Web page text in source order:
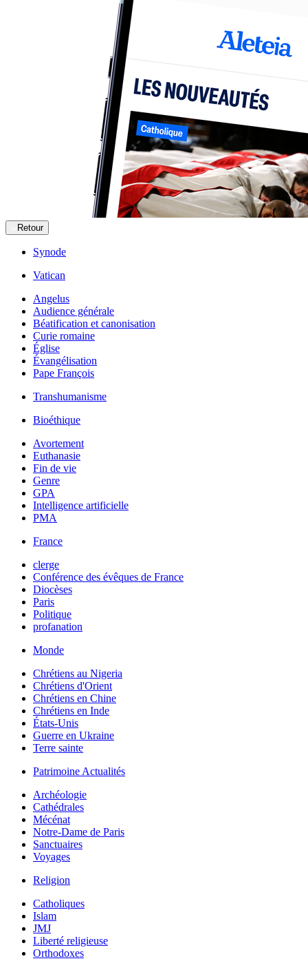
Retour
Synode
Vatican
Angelus
Audience générale
Béatification et canonisation
Curie romaine
Église
Évangélisation
Pape François
Transhumanisme
Bioéthique
Avortement
Euthanasie
Fin de vie
Genre
GPA
Intelligence artificielle
PMA
France
clerge
Conférence des évêques de France
Diocèses
Paris
Politique
profanation
Monde
Chrétiens au Nigeria
Chrétiens d'Orient
Chrétiens en Chine
Chrétiens en Inde
États-Unis
Guerre en Ukraine
Terre sainte
Patrimoine Actualités
Archéologie
Cathédrales
Mécénat
Notre-Dame de Paris
Sanctuaires
Voyages
Religion
Catholiques
Islam
JMJ
Liberté religieuse
Orthodoxes